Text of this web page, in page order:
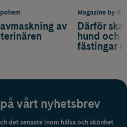
Magazine by
Därför
hund och
fästingar
av
vårt nyhetsbrev
det senaste inom hälsa och skönhet